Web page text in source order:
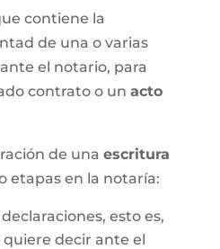
contiene la
de una o varias
el notario, para
contrato o un acto
de una escritura
etapas en la notaría:
esto es,
decir ante el